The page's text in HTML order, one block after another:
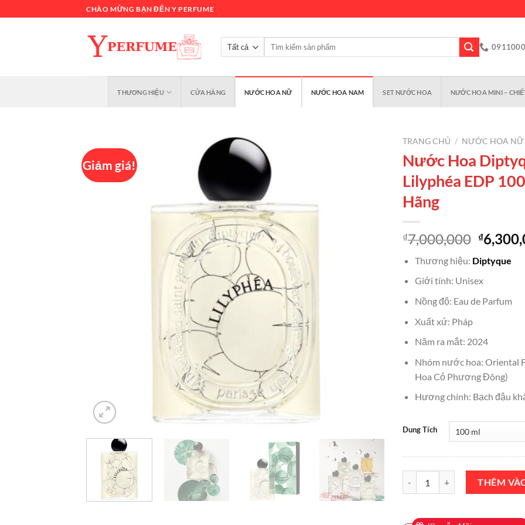
đến
CHÀO MỪNG BẠN ĐẾN Y PERFUME
Tìm
THƯƠNG HIỆU CỬA HÀNG NƯỚC HOA NỮ NƯỚC HOA NAM SET NƯỚC HOA NƯỚC HOA MINI –
Giảm giá!
TRANG CHỦ / NƯỚC HOA NỮ
Nước Hoa
Lilyphéa EDP
Hãng
₫7,000,000 Giá
gốc
là:
₫
Thương hiệu: Diptyque
Giới tính: Unisex
Nồng độ: Eau de Parfum
Xuất xứ: Pháp
Năm ra mắt: 2024
Nhóm nước hoa: Oriental
Hoa Cỏ Phương Đông)
Hương chính: Bạch đậu
Dung Tích
Nước Hoa Diptyque Lilyphéa
THÊM